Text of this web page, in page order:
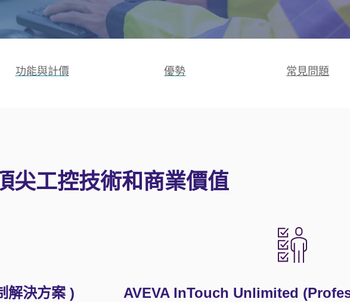
功能與計價 優勢 常見問題
尖工控技術和商業價值
解決方案 ) AVEVA InTouch Unlimited